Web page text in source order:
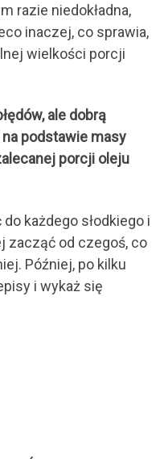
razie niedokładna,
inaczej, co sprawia,
wielkości porcji
ale dobrą
podstawie masy
porcji oleju
każdego słodkiego i
zacząć od czegoś, co
Później, po kilku
i wykaż się